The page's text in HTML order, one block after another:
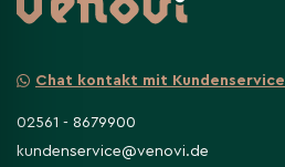
Chat kontakt mit Kundenservice
02561 - 8679900
kundenservice@venovi.de